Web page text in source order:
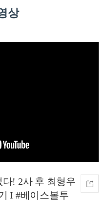
상
! 2사 후 최형우
I #베이스볼투